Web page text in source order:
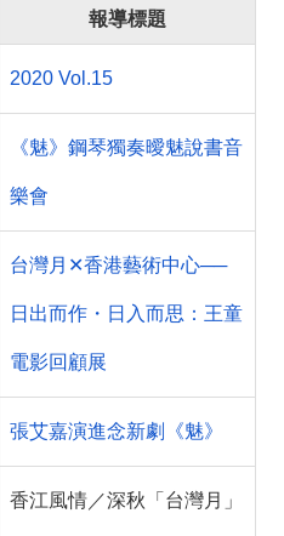
報導標題
2020 Vol.15
《魅》鋼琴獨奏曖魅說書音
樂會
台灣月✕香港藝術中心──
日出而作・日入而思：王童
電影回顧展
張艾嘉演進念新劇《魅》
香江風情／深秋「台灣月」